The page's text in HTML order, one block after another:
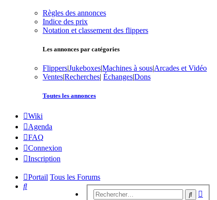
Règles des annonces
Indice des prix
Notation et classement des flippers
Les annonces par catégories
Flippers|Jukeboxes|Machines à sous|Arcades et Vidéo
Ventes|Recherches| Échanges|Dons
Toutes les annonces
Wiki
Agenda
FAQ
Connexion
Inscription
Portail Tous les Forums
Rechercher